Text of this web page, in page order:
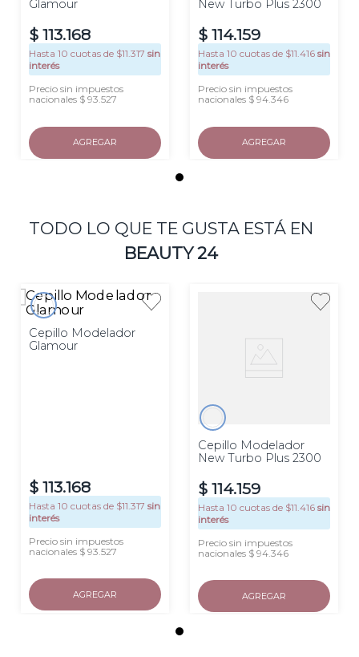
Las imágenes son meramente ilustrativas.
Glamour
$ 113.168
Hasta 10 cuotas de $11.317 sin
interés
Precio sin impuestos
nacionales $ 93.527
AGREGAR
New Turbo Plus 2300
$ 114.159
Hasta 10 cuotas de $11.416 sin
interés
Precio sin impuestos
nacionales $ 94.346
AGREGAR
TODO LO QUE TE GUSTA ESTÁ EN
BEAUTY 24
Cepillo Modelador
Glamour
$ 113.168
Hasta 10 cuotas de $11.317 sin
interés
Precio sin impuestos
nacionales $ 93.527
AGREGAR
Cepillo Modelador
New Turbo Plus 2300
$ 114.159
Hasta 10 cuotas de $11.416 sin
interés
Precio sin impuestos
nacionales $ 94.346
AGREGAR